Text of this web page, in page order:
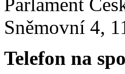
Parlament
Sněmovní 4,
Telefon na